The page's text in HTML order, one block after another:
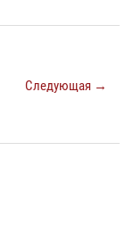
Следующая →